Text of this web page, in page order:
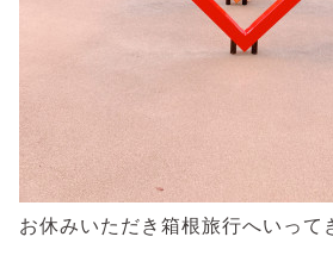
お休みいただき箱根旅行へいって